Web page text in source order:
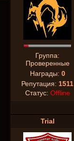
Группа:
Проверенные
Награды: 0
Репутация: 1511
Статус: Offline
Trial